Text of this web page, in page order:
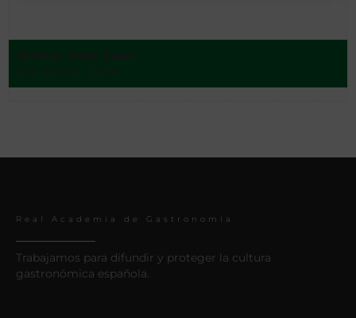
Real Academia de Gastronomía
Trabajamos para difundir y proteger la cultura
gastronómica española.